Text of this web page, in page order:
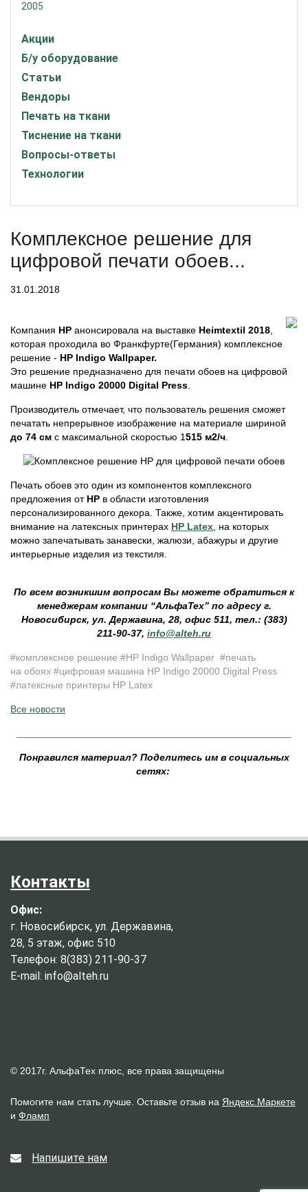
2005
Акции
Б/у оборудование
Статьи
Вендоры
Печать на ткани
Тиснение на ткани
Вопросы-ответы
Технологии
Комплексное решение для
цифровой печати обоев...
31.01.2018
Компания HP анонсировала на выставке Heimtextil 2018
которая проходила во Франкфурте(Германия) комплексное
решение - HP Indigo Wallpaper.
Это решение предназначено для печати обоев на цифровой
машине HP Indigo 20000 Digital Press
Производитель отмечает, что пользователь решения сможет
печатать непрерывное изображение на материале шириной
до 74 см с максимальной скоростью 1515 м2/ч
Печать обоев это один из компонентов комплексного
предложения от НР в области изготовления
персонализированного декора. Также, хотим акцентировать
внимание на латексных принтерах HP Latex , на которых
можно запечатывать занавески, жалюзи, абажуры и другие
интерьерные изделия из текстиля.
По всем возникшим вопросам Вы можете обратиться к
менеджерам компании “АльфаТех” по адресу г.
Новосибирск, ул. Державина, 28, офис 511, тел.: (383)
211-90-37, info@alteh.ru
#комплексное решение #HP Indigo Wallpaper #печать
на обоях #цифровая машина HP Indigo 20000 Digital Press
#латексные принтеры HP Latex
Все новости
Понравился материал? Поделитесь им в социальных
сетях:
Контакты
Офис:
г. Новосибирск, ул. Державина,
28, 5 этаж, офис 510
Телефон: 8(383) 211-90-37
E-mail: info@alteh.ru
© 2017г. АльфаТех плюс, все права защищены
Помогите нам стать лучше. Оставьте отзыв на Яндекс.Маркете
и Фламп
Напишите нам